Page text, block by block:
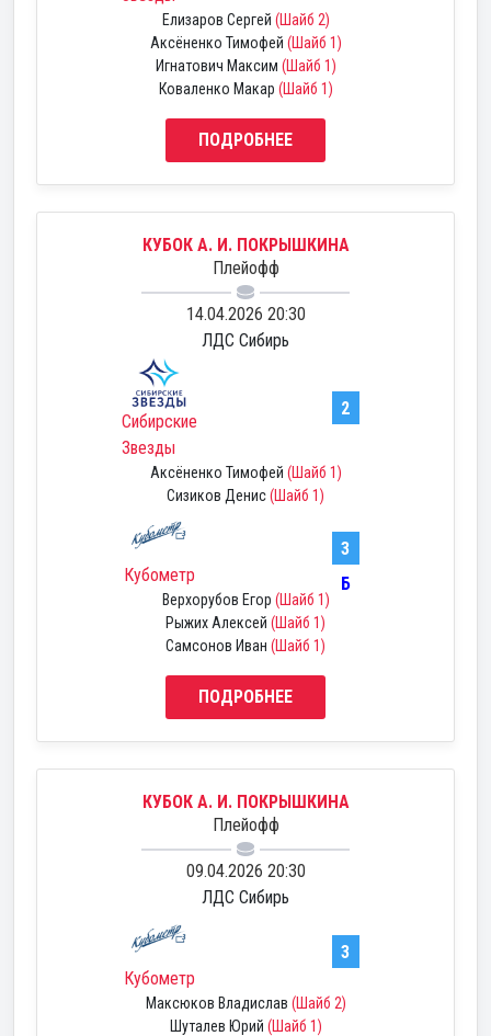
Елизаров Сергей (Шайб 2)
Аксёненко Тимофей (Шайб 1)
Игнатович Максим (Шайб 1)
Коваленко Макар (Шайб 1)
ПОДРОБНЕЕ
Сибирские
Звезды
2
Аксёненко Тимофей (Шайб 1)
Сизиков Денис(Шайб 1)
КУБОК А. И. ПОКРЫШКИНА
Плейофф
14.04.2026 20:30
ЛДС Сибирь
3
Б
Кубометр
Верхорубов Егор (Шайб 1)
Рыжих Алексей (Шайб 1)
Самсонов Иван (Шайб 1)
ПОДРОБНЕЕ
Кубометр
3
Максюков Владислав (Шайб 2)
Шуталев Юрий (Шайб 1)
КУБОК А. И. ПОКРЫШКИНА
Плейофф
09.04.2026 20:30
ЛДС Сибирь